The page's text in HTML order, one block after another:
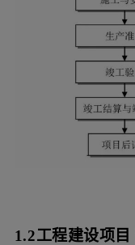
1.2工程建设项目